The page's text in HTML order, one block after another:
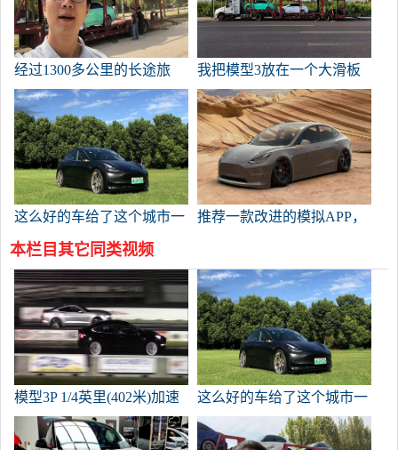
经过1300多公里的长途旅
行，模型3到达了秦皇岛首
钢赛车场。
我把模型3放在一个大滑板
车上，用于快速四轮驱动直
道比赛。
这么好的车给了这个城市一
笔奖金。我认为应该退款。
推荐一款改进的模拟APP，
本栏目其它同类视频
模型3P 1/4英里(402米)加速
11.858秒，比最初的M4快。
这么好的车给了这个城市一
笔奖金。我认为应该退款。